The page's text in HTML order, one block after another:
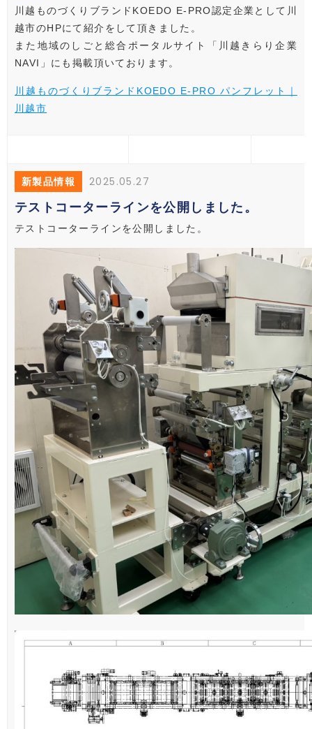
川越ものづくりブランドKOEDO E-PRO認定企業として川
越市のHPにて紹介をして頂きました。
また地域のしごと総合ポータルサイト「川越きらり企業
NAVI」にも掲載頂いております。
川越ものづくりブランド KOEDO E-PROパンフレット｜
川越市
新製品情報
2025.05.27
テストコーターラインを公開しました。
テストコーターラインを公開しました。